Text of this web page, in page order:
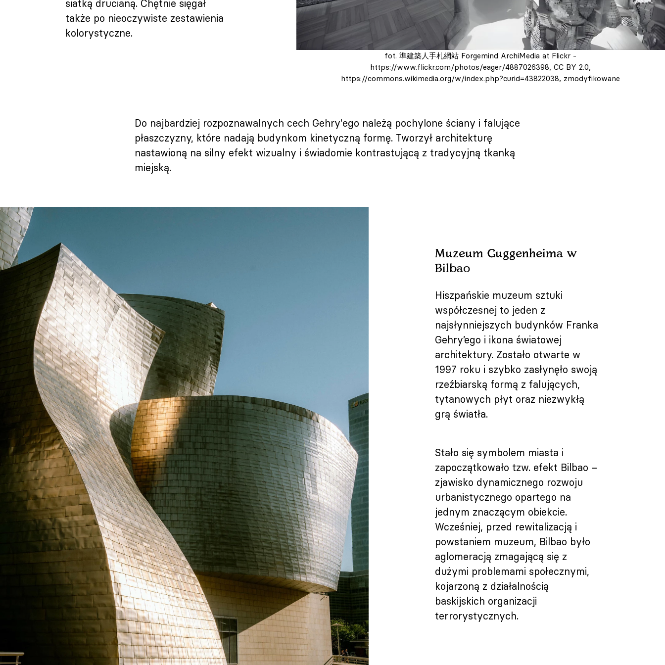
fot. 準建築人手札網站 Forgemind ArchiMedia at Flickr -
https://www.flickr.com/photos/eager/4887026398, CC BY 2.0,
https://commons.wikimedia.org/w/index.php?curid=43822038, zmodyfikowane
siatką drucianą. Chętnie sięgał
także po nieoczywiste zestawienia
kolorystyczne.
Do najbardziej rozpoznawalnych cech Gehry'ego należą pochylone ściany i falujące
płaszczyzny, które nadają budynkom kinetyczną formę. Tworzył architekturę
nastawioną na silny efekt wizualny i świadomie kontrastującą z tradycyjną tkanką
miejską.
Muzeum Guggenheima w
Bilbao
Hiszpańskie muzeum sztuki
współczesnej to jeden z
najsłynniejszych budynków Franka
Gehry’ego i ikona światowej
architektury. Zostało otwarte w
1997 roku i szybko zasłynęło swoją
rzeźbiarską formą z falujących,
tytanowych płyt oraz niezwykłą
grą światła.
Stało się symbolem miasta i
zapoczątkowało tzw. efekt Bilbao –
zjawisko dynamicznego rozwoju
urbanistycznego opartego na
jednym znaczącym obiekcie.
Wcześniej, przed rewitalizacją i
powstaniem muzeum, Bilbao było
aglomeracją zmagającą się z
dużymi problemami społecznymi,
kojarzoną z działalnością
baskijskich organizacji
terrorystycznych.